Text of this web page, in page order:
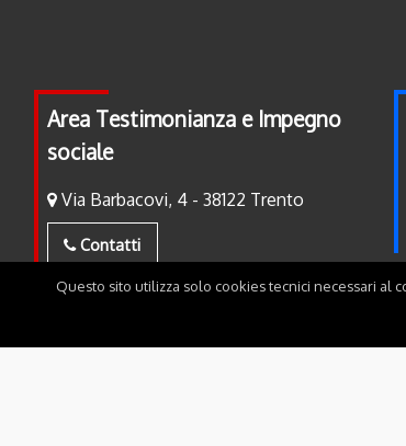
Area Testimonianza e Impegno
sociale
Via Barbacovi, 4 - 38122 Trento
Contatti
Questo sito utilizza solo cookies tecnici necessari